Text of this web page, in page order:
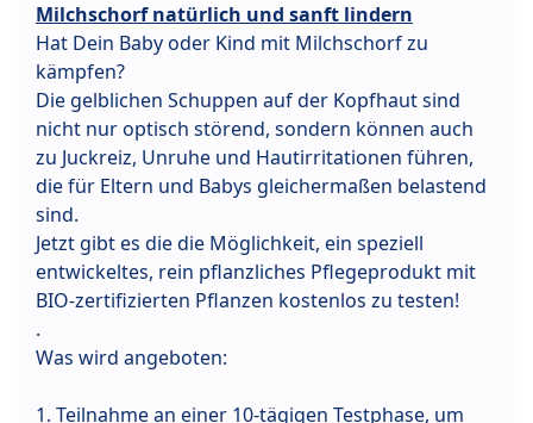
Milchschorf natürlich und sanft lindern
Hat Dein Baby oder Kind mit Milchschorf zu
kämpfen?
Die gelblichen Schuppen auf der Kopfhaut sind
nicht nur optisch störend, sondern können auch
zu Juckreiz, Unruhe und Hautirritationen führen,
die für Eltern und Babys gleichermaßen belastend
sind.
Jetzt gibt es die die Möglichkeit, ein speziell
entwickeltes, rein pflanzliches Pflegeprodukt mit
BIO-zertifizierten Pflanzen kostenlos zu testen!
.
Was wird angeboten:
1. Teilnahme an einer 10-tägigen Testphase, um